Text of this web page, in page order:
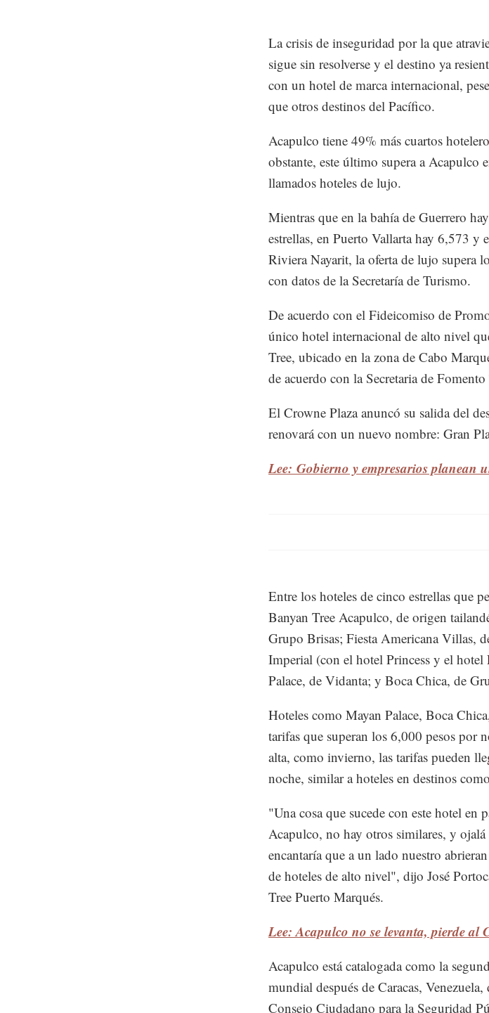
La crisis de inseguridad por la que
sigue sin resolverse y el destino ya
con un hotel de marca internacional,
que otros destinos del Pacífico.
Acapulco tiene 49% más cuartos
obstante, este último supera a Acapulco
llamados hoteles de lujo.
Mientras que en la bahía de Guerrero
estrellas, en Puerto Vallarta hay 6,573 y
Riviera Nayarit, la oferta de lujo supera
con datos de la Secretaría de Turismo.
De acuerdo con el Fideicomiso de
único hotel internacional de alto nivel
Tree, ubicado en la zona de Cabo
de acuerdo con la Secretaria de
El Crowne Plaza anuncó su salida del
renovará con un nuevo nombre: Gran
Lee: Gobierno y empresarios planean
Entre los hoteles de cinco estrellas que
Banyan Tree Acapulco, de origen
Grupo Brisas; Fiesta Americana Villas,
Imperial (con el hotel Princess y el
Palace, de Vidanta; y Boca Chica, de
Hoteles como Mayan Palace, Boca
tarifas que superan los 6,000 pesos por
alta, como invierno, las tarifas pueden
noche, similar a hoteles en destinos
"Una cosa que sucede con este hotel en
Acapulco, no hay otros similares, y
encantaría que a un lado nuestro
de hoteles de alto nivel", dijo José
Tree Puerto Marqués.
Lee: Acapulco no se levanta, pierde al
Acapulco está catalogada como la
mundial después de Caracas,
Consejo Ciudadano para la Seguridad